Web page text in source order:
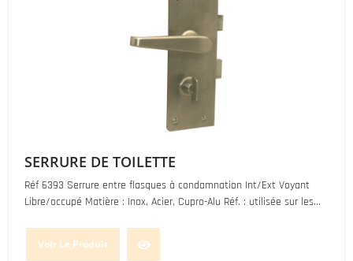
SERRURE DE TOILETTE
Réf 6393 Serrure entre flasques à condamnation Int/Ext Voyant
Libre/occupé Matière : Inox, Acier, Cupro-Alu Réf. : utilisée sur les...
Voir Le Produit